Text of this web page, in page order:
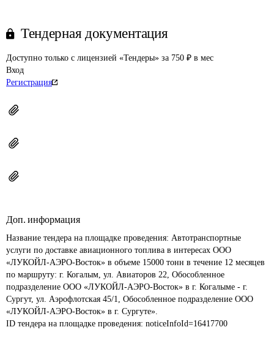
Тендерная документация
Доступно только с лицензией «Тендеры» за 750 ₽ в мес
Вход
Регистрация
Доп. информация
Название тендера на площадке проведения: Автотранспортные
услуги по доставке авиационного топлива в интересах ООО
«ЛУКОЙЛ-АЭРО-Восток» в объеме 15000 тонн в течение 12 месяцев
по маршруту: г. Когалым, ул. Авиаторов 22, Обособленное
подразделение ООО «ЛУКОЙЛ-АЭРО-Восток» в г. Когалыме - г.
Сургут, ул. Аэрофлотская 45/1, Обособленное подразделение ООО
«ЛУКОЙЛ-АЭРО-Восток» в г. Сургуте».
ID тендера на площадке проведения: noticeInfoId=16417700